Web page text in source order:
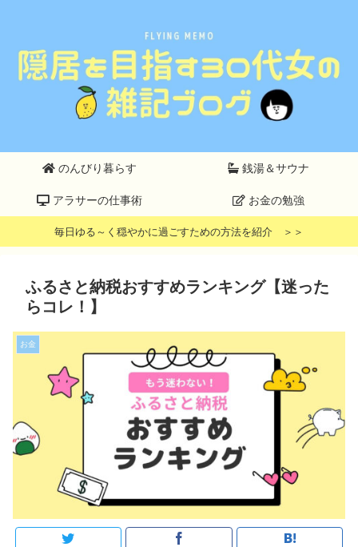
のんびり暮らす 銭湯＆サウナ
アラサーの仕事術 お金の勉強
毎日ゆる～く穏やかに過ごすための方法を紹介 ＞＞
ふるさと納税おすすめランキング【迷った
らコレ！】
お金